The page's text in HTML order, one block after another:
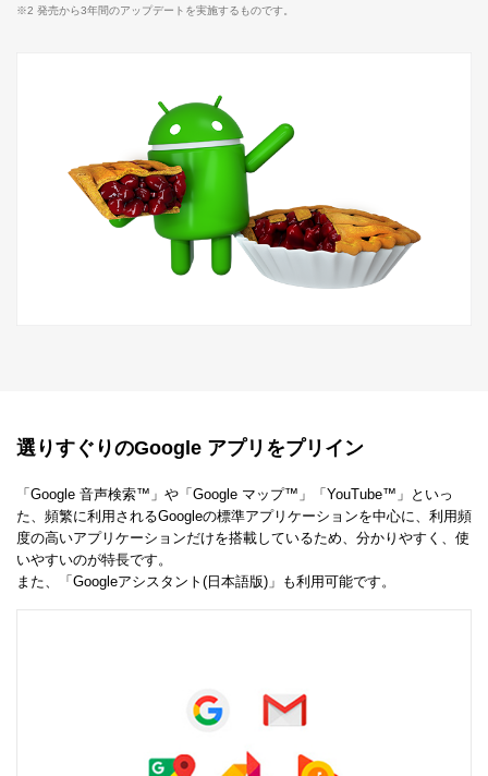
※2 発売から3年間のアップデートを実施するものです。
選りすぐりのGoogle アプリをプリイン
「Google 音声検索™」や「Google マップ™」「YouTube™」といっ
た、頻繁に利用されるGoogleの標準アプリケーションを中心に、利用頻
度の高いアプリケーションだけを搭載しているため、分かりやすく、使
いやすいのが特長です。
また、「Googleアシスタント(日本語版)」も利用可能です。